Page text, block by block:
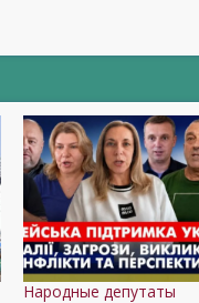
Народные депутаты